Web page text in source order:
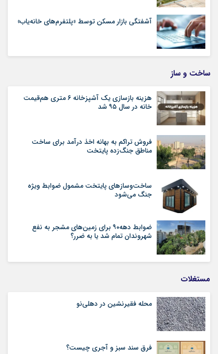
آشفتگی بازار مسکن توسط «پلتفرم‌های خانه‌یاب»
ساخت و ساز
هزینه بازسازی یک آشپزخانه ۶ متری هم‌قیمت
خانه در سال ۹۵ شد
فروش تراکم به بهانه اخذ درآمد برای ساخت
مناطق جنگ‌زده پایتخت
ساخت‌وسازهای پایتخت مشمول ضوابط ویژه
جنگ می‌شود
ضوابط دهه۹۰ برای زمین‌های مشجر به نفع
شهروندان تمام شد یا به ضرر؟
مستغلات
محله فقیرنشین در دهلی‏‌نو
فرق سند سبز و آجری چیست؟